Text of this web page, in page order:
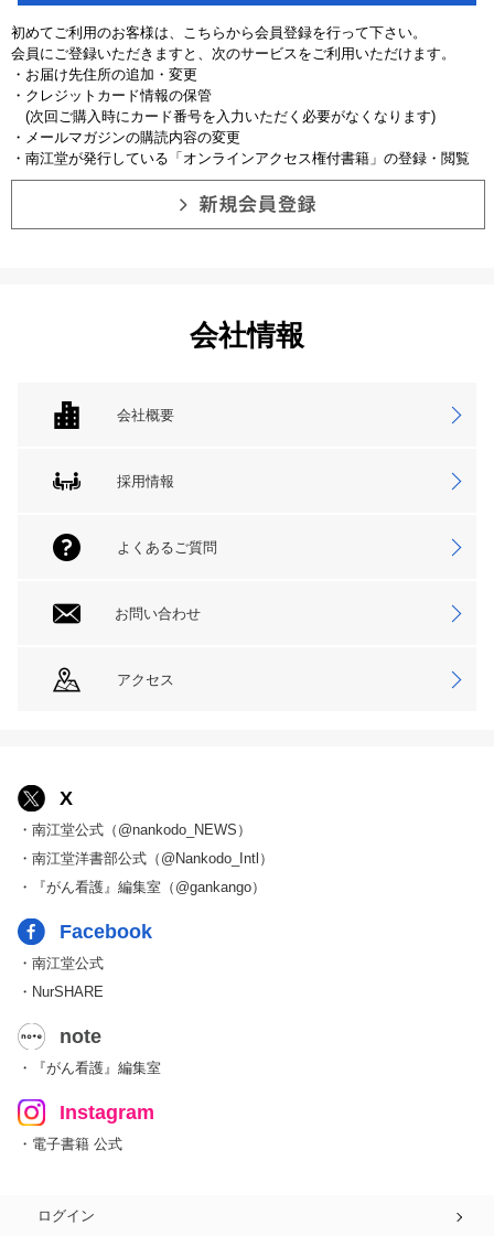
初めてご利用のお客様は、こちらから会員登録を行って下さい。
会員にご登録いただきますと、次のサービスをご利用いただけます。
・お届け先住所の追加・変更
・クレジットカード情報の保管
(次回ご購入時にカード番号を入力いただく必要がなくなります)
・メールマガジンの購読内容の変更
・南江堂が発行している「オンラインアクセス権付書籍」の登録・閲覧
会社情報
会社概要
採用情報
よくあるご質問
お問い合わせ
アクセス
X
・南江堂公式（@nankodo_NEWS）
・南江堂洋書部公式（@Nankodo_Intl）
・『がん看護』編集室（@gankango）
Facebook
・南江堂公式
・NurSHARE
note
・『がん看護』編集室
Instagram
・電子書籍 公式
ログイン